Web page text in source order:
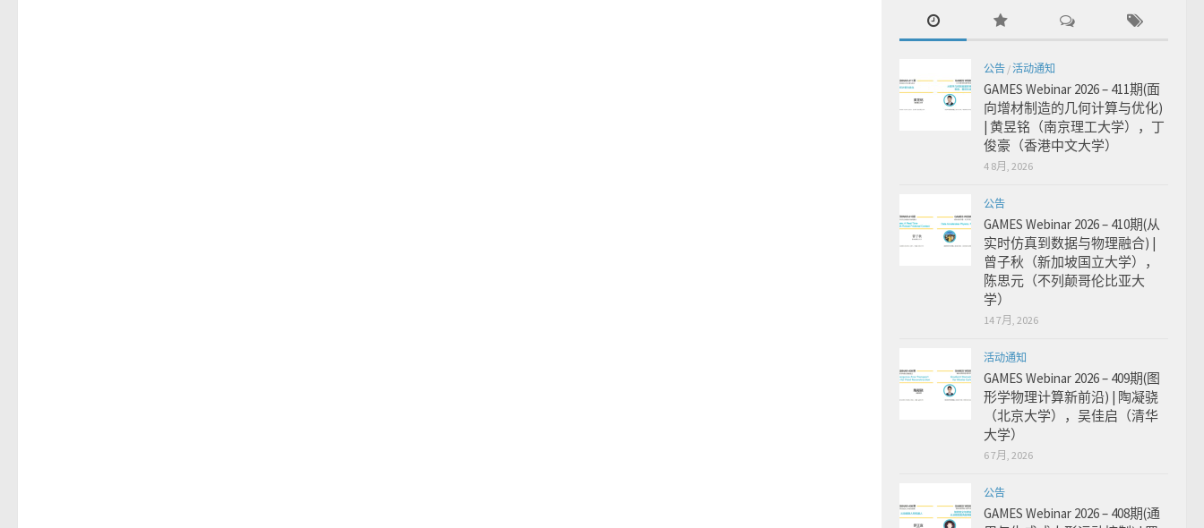
公告 /活动通知
GAMES Webinar 2026 – 411期(面
向增材制造的几何计算与优化)
| 黄昱铭（南京理工大学），丁
俊豪（香港中文大学）
4 8月, 2026
公告
GAMES Webinar 2026 – 410期(从
实时仿真到数据与物理融合) |
曾子秋（新加坡国立大学），
陈思元（不列颠哥伦比亚大
学）
14 7月, 2026
活动通知
GAMES Webinar 2026 – 409期(图
形学物理计算新前沿) | 陶凝骁
（北京大学），吴佳启（清华
大学）
6 7月, 2026
公告
GAMES Webinar 2026 – 408期(通